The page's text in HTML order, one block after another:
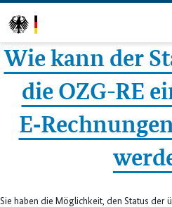
Wie kann der
die OZG-RE
Sie haben die Möglichkeit, den Status der